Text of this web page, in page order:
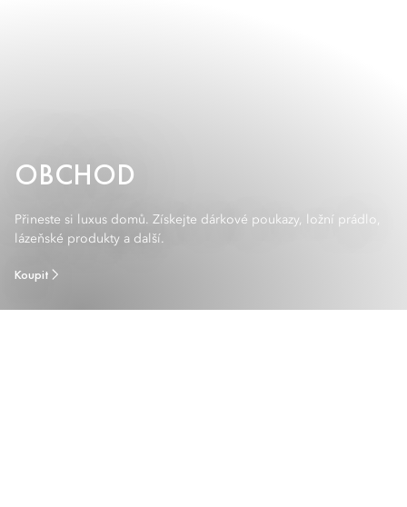
OBCHOD
Přineste si luxus domů. Získejte dárkové poukazy, ložní prádlo,
lázeňské produkty a další.
Koupit